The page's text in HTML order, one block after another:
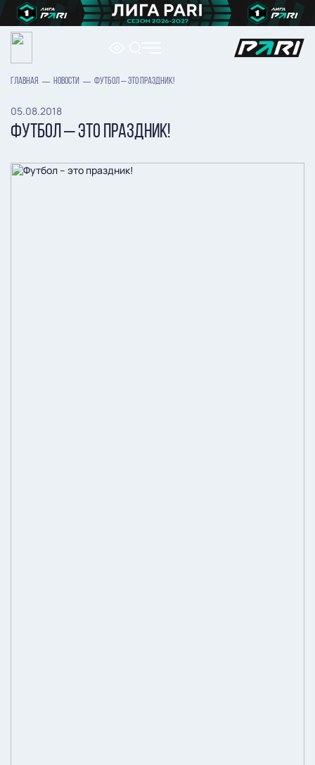
ГЛАВНАЯ НОВОСТИ ФУТБОЛ – ЭТО ПРАЗДНИК!
05.08.2018
ФУТБОЛ – ЭТО ПРАЗДНИК!